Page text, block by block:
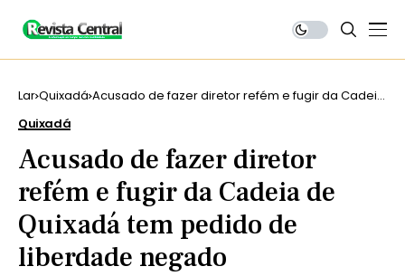
Lar Quixadá Acusado de fazer diretor refém e fugir da Cadeia
Quixadá
Acusado de fazer diretor
refém e fugir da Cadeia de
Quixadá tem pedido de
liberdade negado